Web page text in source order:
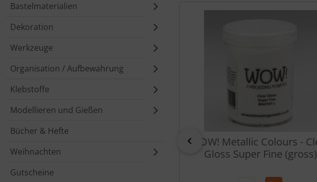
Bastelmaterialien
Dekoration
Werkzeuge
Organisation / Aufbewahrung
Klebstoffe
Modellieren und Gießen
Bücher & Hefte
Weihnachten
Gutscheine
zurück
WOW! Metallic Colours -
Gloss Super Fine (gross)